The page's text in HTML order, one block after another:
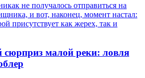
не получалось отправиться на
и вот, наконец, момент настал:
присутствует как жерех, так и
сюрприз малой реки: ловля